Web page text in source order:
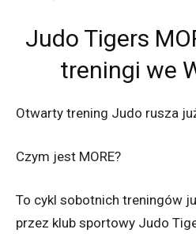
Judo Tigers
treningi we
Otwarty trening Judo rusza
Czym jest MORE?
To cykl sobotnich treningów
przez klub sportowy Judo